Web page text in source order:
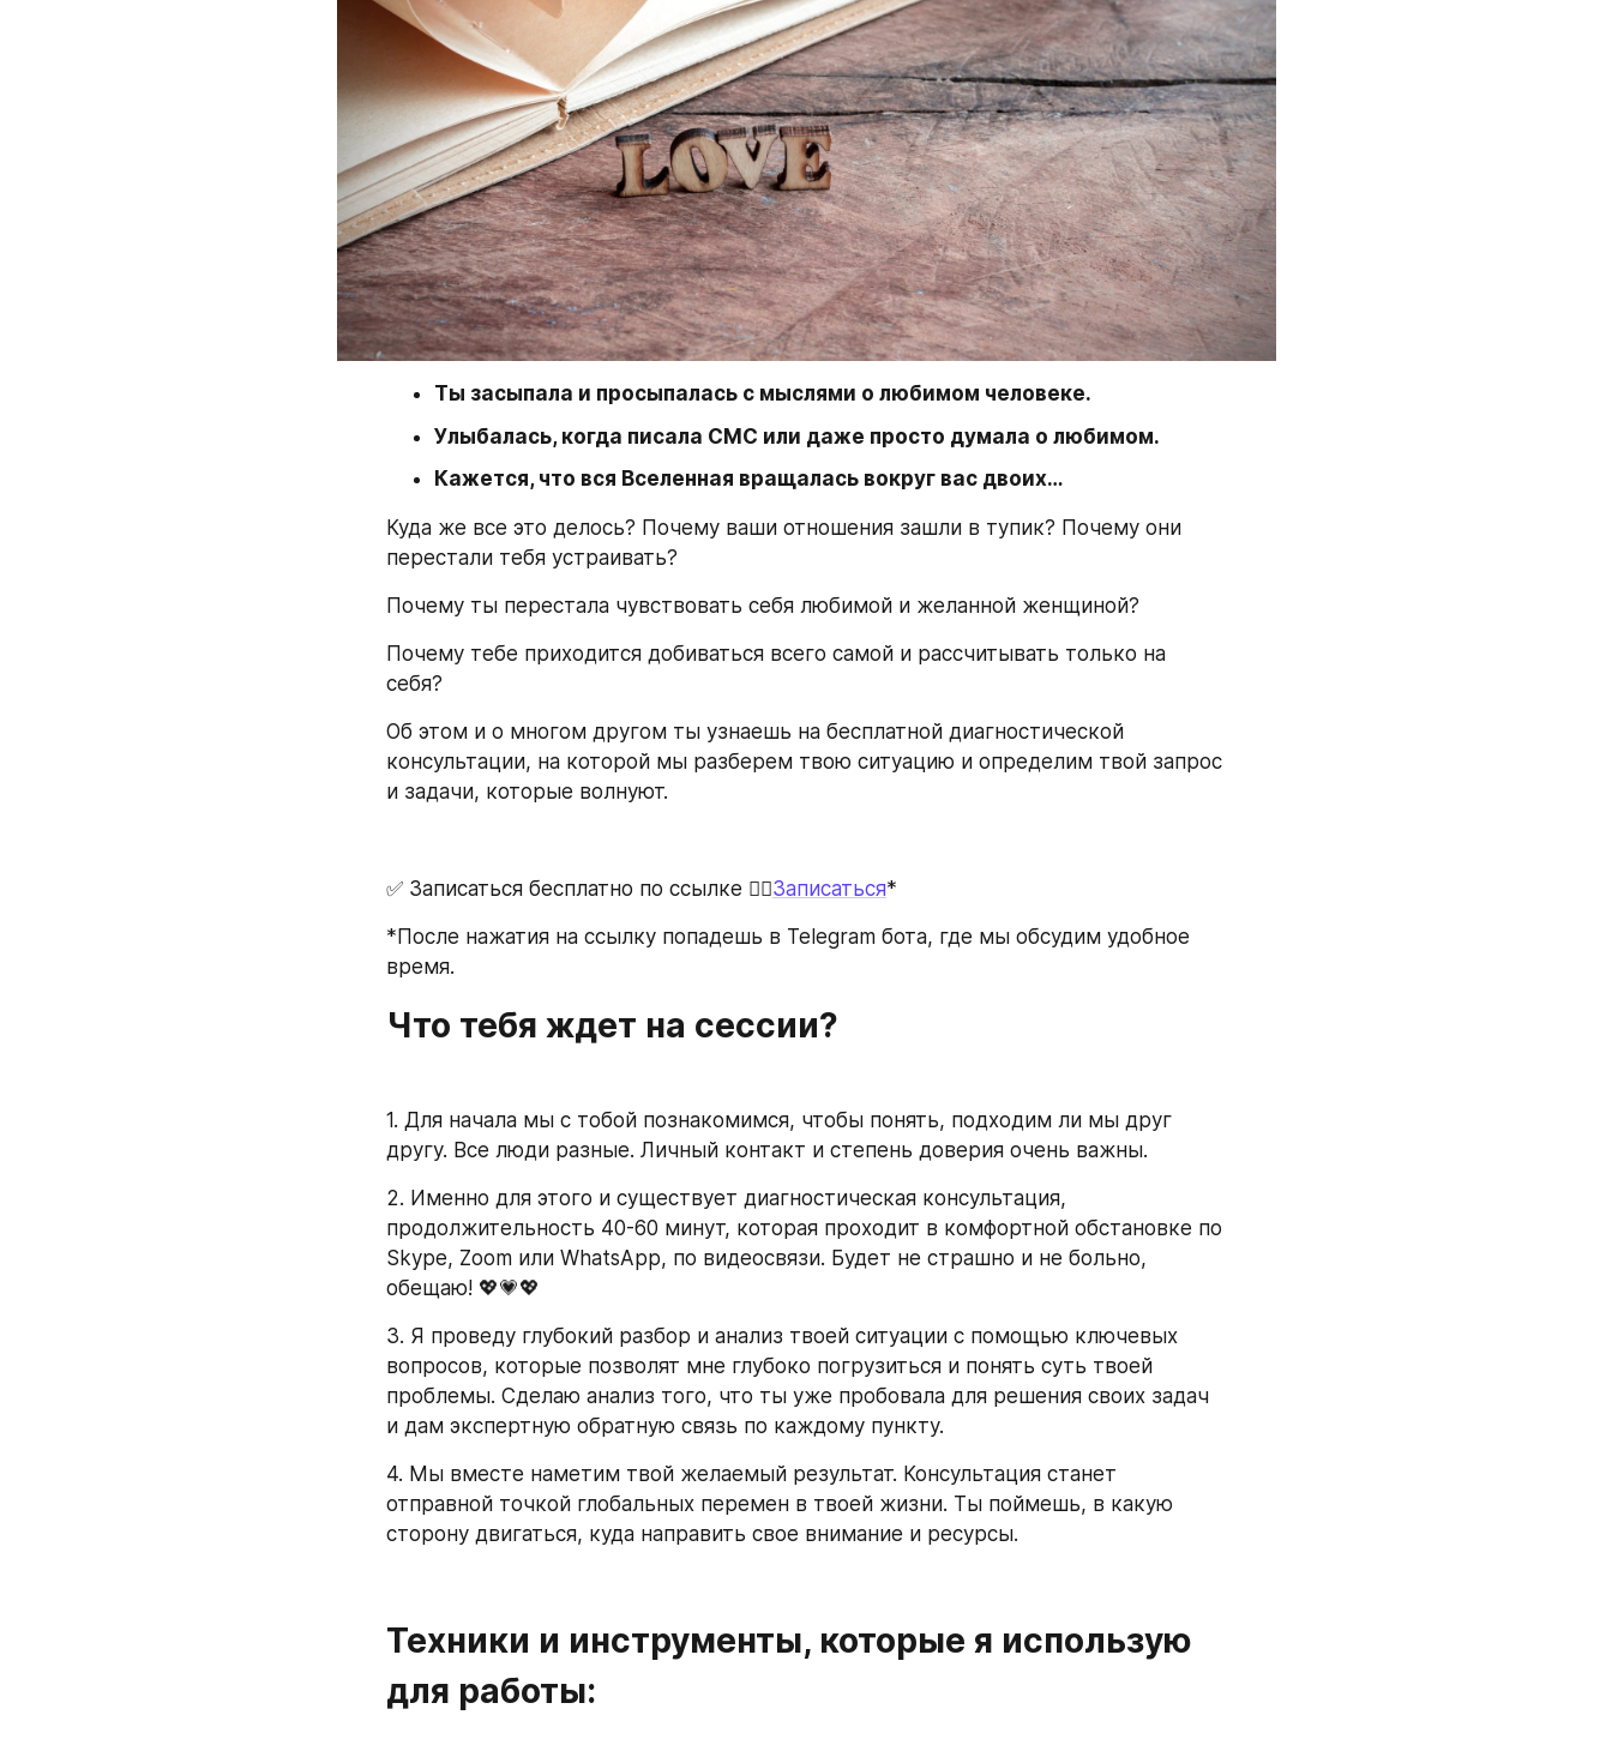
Ты засыпала и просыпалась с мыслями о любимом человеке.
Улыбалась, когда писала СМС или даже просто думала о любимом.
Кажется, что вся Вселенная вращалась вокруг вас двоих…
Куда же все это делось? Почему ваши отношения зашли в тупик? Почему они
перестали тебя устраивать?
Почему ты перестала чувствовать себя любимой и желанной женщиной?
Почему тебе приходится добиваться всего самой и рассчитывать только на
себя?
Об этом и о многом другом ты узнаешь на бесплатной диагностической
консультации, на которой мы разберем твою ситуацию и определим твой запрос
и задачи, которые волнуют.
✅ Записаться бесплатно по ссылке 👉🏻Записаться*
*После нажатия на ссылку попадешь в Telegram бота, где мы обсудим удобное
время.
Что тебя ждет на сессии?
1. Для начала мы с тобой познакомимся, чтобы понять, подходим ли мы друг
другу. Все люди разные. Личный контакт и степень доверия очень важны.
2. Именно для этого и существует диагностическая консультация,
продолжительность 40-60 минут, которая проходит в комфортной обстановке по
Skype, Zoom или WhatsApp, по видеосвязи. Будет не страшно и не больно,
обещаю! 💖💗💖
3. Я проведу глубокий разбор и анализ твоей ситуации с помощью ключевых
вопросов, которые позволят мне глубоко погрузиться и понять суть твоей
проблемы. Сделаю анализ того, что ты уже пробовала для решения своих задач
и дам экспертную обратную связь по каждому пункту.
4. Мы вместе наметим твой желаемый результат. Консультация станет
отправной точкой глобальных перемен в твоей жизни. Ты поймешь, в какую
сторону двигаться, куда направить свое внимание и ресурсы.
Техники и инструменты, которые я использую
для работы: